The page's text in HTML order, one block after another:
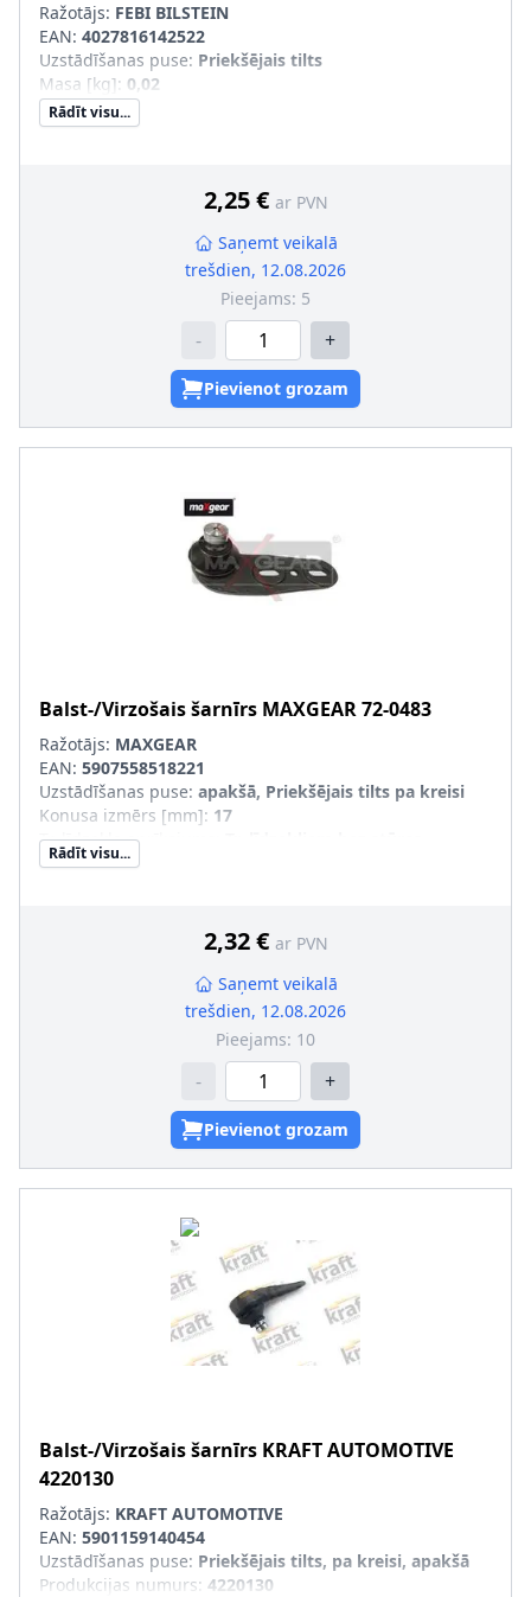
Ražotājs: FEBI BILSTEIN
EAN: 4027816142522
Uzstādīšanas puse: Priekšējais tilts
Masa [kg]: 0,02
Rādīt visu...
2,25 € ar PVN
Saņemt veikalā
trešdien, 12.08.2026
Pieejams: 5
- +
Pievienot grozam
Balst-/Virzošais šarnīrs MAXGEAR72-0483
Ražotājs: MAXGEAR
EAN: 5907558518221
Uzstādīšanas puse: apakšā, Priekšējais tilts pa kreisi
Konusa izmērs [mm]: 17
Tr. līdzekļa aprīkojums
pastiprinātāja
Rādīt visu...
2,32 € ar PVN
Saņemt veikalā
trešdien, 12.08.2026
Pieejams: 10
- +
Pievienot grozam
Balst-/Virzošais šarnīrs KRAFT AUTOMOTIVE
4220130
Ražotājs: KRAFT AUTOMOTIVE
EAN: 5901159140454
Uzstādīšanas puse: Priekšējais tilts, pa kreisi, apakšā
Produkcijas numurs: 4220130